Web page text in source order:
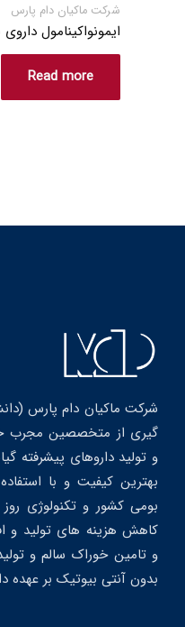
شرکت ماکیان دام پارس
ایمونواکینامول
Read more
شرکت ماکیان دام پارس
گیری از متخصصین مجرب
و تولید داروهای پیشرفته
بهترین کیفیت و با
بومی کشور و تکنولوژی
کاهش هزینه های تولید و
و تامین خوراک سالم و
بدون آنتی بیوتیک بر عهده